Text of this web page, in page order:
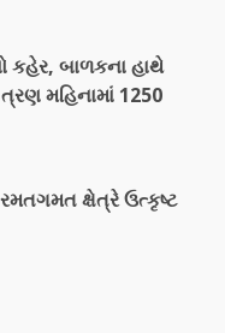
કહેર, બાળકના હાથે
મહિનામાં 1250
ક્ષેત્રે ઉત્કૃષ્ટ